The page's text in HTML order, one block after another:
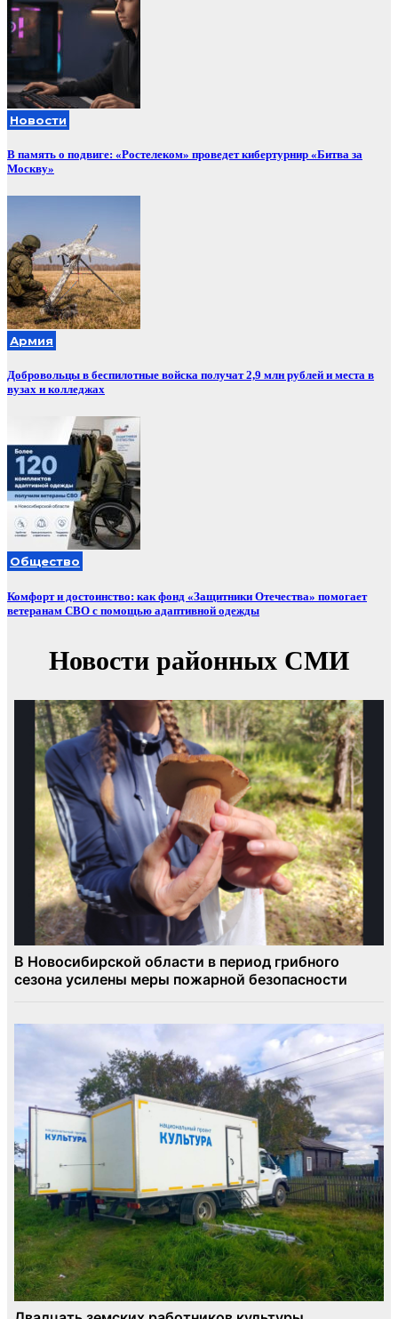
Новости
В память о подвиге: «Ростелеком» проведет кибертурнир «Битва за
Москву»
Армия
Добровольцы в беспилотные войска получат 2,9 млн рублей и места в
вузах и колледжах
Общество
Комфорт и достоинство: как фонд «Защитники Отечества» помогает
ветеранам СВО с помощью адаптивной одежды